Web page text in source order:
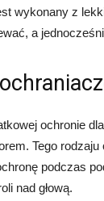
wykonany z
a
ochronie
Tego
podczas
nad głową.